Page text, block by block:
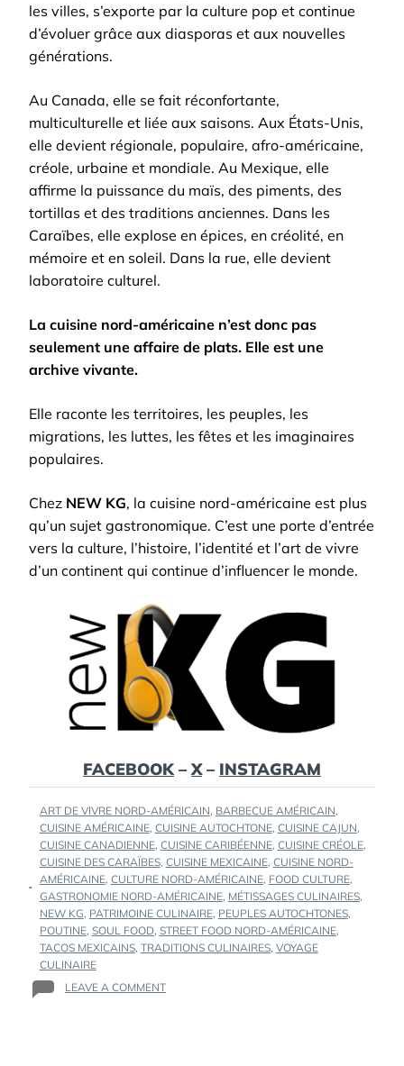
les villes, s’exporte par la culture pop et continue
d’évoluer grâce aux diasporas et aux nouvelles
générations.
Au Canada, elle se fait réconfortante,
multiculturelle et liée aux saisons. Aux États-Unis,
elle devient régionale, populaire, afro-américaine,
créole, urbaine et mondiale. Au Mexique, elle
affirme la puissance du maïs, des piments, des
tortillas et des traditions anciennes. Dans les
Caraïbes, elle explose en épices, en créolité, en
mémoire et en soleil. Dans la rue, elle devient
laboratoire culturel.
La cuisine nord-américaine n’est donc pas
seulement une affaire de plats. Elle est une
archive vivante.
Elle raconte les territoires, les peuples, les
migrations, les luttes, les fêtes et les imaginaires
populaires.
Chez NEW KG, la cuisine nord-américaine est plus
qu’un sujet gastronomique. C’est une porte d’entrée
vers la culture, l’histoire, l’identité et l’art de vivre
d’un continent qui continue d’influencer le monde.
FACEBOOK–X– INSTAGRAM
TAGS
:
ART DE VIVRE NORD-AMÉRICAIN, BARBECUE AMÉRICAIN,
CUISINE AMÉRICAINE, CUISINE AUTOCHTONE, CUISINE CAJUN,
CUISINE CANADIENNE, CUISINE CARIBÉENNE, CUISINE CRÉOLE,
CUISINE DES CARAÏBES, CUISINE MEXICAINE, CUISINE NORD-
AMÉRICAINE, CULTURE NORD-AMÉRICAINE, FOOD CULTURE,
GASTRONOMIE NORD-AMÉRICAINE, MÉTISSAGES CULINAIRES,
NEW KG, PATRIMOINE CULINAIRE, PEUPLES AUTOCHTONES,
POUTINE, SOUL FOOD, STREET FOOD NORD-AMÉRICAINE,
TACOS MEXICAINS, TRADITIONS CULINAIRES, VOYAGE
CULINAIRE
LEAVE A COMMENTON